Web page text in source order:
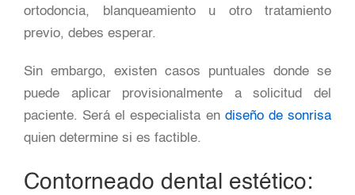
ortodoncia, blanqueamiento u otro tratamiento
previo, debes esperar.
Sin embargo, existen casos puntuales donde se
puede aplicar provisionalmente a solicitud del
paciente. Será el especialista en diseño de sonrisa
quien determine si es factible.
Contorneado dental estético: